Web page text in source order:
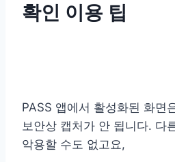
확인 이용 팁
PASS 앱에서 활성화된 화면
보안상 캡처가 안 됩니다. 다
악용할 수도 없고요,